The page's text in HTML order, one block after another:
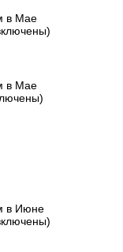
в Мае
в Мае
в Июне